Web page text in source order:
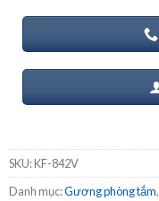
SKU:KF-842V
Danh mục:Gương phòng tắm,